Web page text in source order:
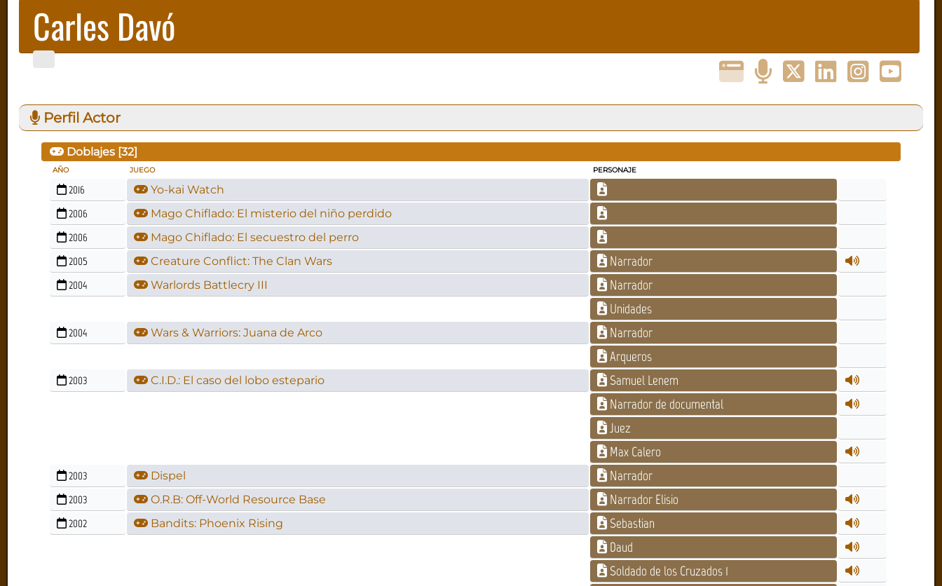
Carles Davó
Perfil Actor
Doblajes [32]
AÑO JUEGO PERSONAJE
2016
Yo-kai Watch
2006
Mago Chiflado: El misterio del niño perdido
2006
Mago Chiflado: El secuestro del perro
2005
Creature Conflict: The Clan Wars Narrador
2004 Warlords Battlecry III
Narrador
Unidades
2004 Wars & Warriors: Juana de Arco
Narrador
Arqueros
2003 C.I.D.: El caso del lobo estepario
Samuel Lenem
Narrador de documental
Juez
Max Calero
2003 Dispel Narrador
2003 O.R.B: Off-World Resource Base Narrador Elisio
2002 Bandits: Phoenix Rising
Sebastian
Daud
Soldado de los Cruzados 1